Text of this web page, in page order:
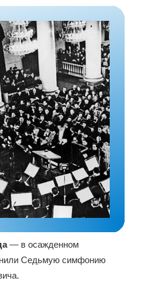
— в осажденном
Седьмую симфонию